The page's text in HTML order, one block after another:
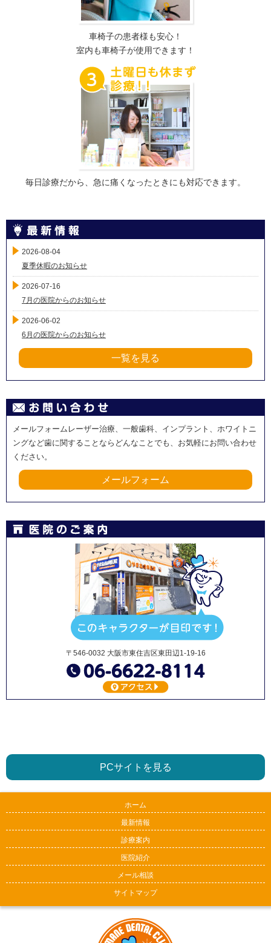
車椅子の患者様も安心！
室内も車椅子が使用できます！
毎日診療だから、急に痛くなったときにも対応できます。
2026-08-04
夏季休暇のお知らせ
2026-07-16
7月の医院からのお知らせ
2026-06-02
6月の医院からのお知らせ
一覧を見る
メールフォームレーザー治療、一般歯科、インプラント、ホワイトニ
ングなど歯に関することならどんなことでも、お気軽にお問い合わせ
ください。
メールフォーム
〒546-0032 大阪市東住吉区東田辺1-19-16
PCサイトを見る
ホーム
最新情報
診療案内
医院紹介
メール相談
サイトマップ